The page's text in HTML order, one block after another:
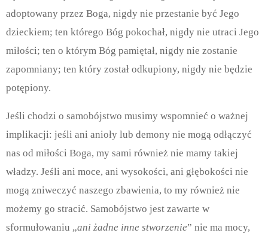
adoptowany przez Boga, nigdy nie przestanie być Jego
dzieckiem; ten którego Bóg pokochał, nigdy nie utraci Jego
miłości; ten o którym Bóg pamiętał, nigdy nie zostanie
zapomniany; ten który został odkupiony, nigdy nie będzie
potępiony.
Jeśli chodzi o samobójstwo musimy wspomnieć o ważnej
implikacji: jeśli ani anioły lub demony nie mogą odłączyć
nas od miłości Boga, my sami również nie mamy takiej
władzy. Jeśli ani moce, ani wysokości, ani głębokości nie
mogą zniweczyć naszego zbawienia, to my również nie
możemy go stracić. Samobójstwo jest zawarte w
sformułowaniu „ani żadne inne stworzenie” nie ma mocy,